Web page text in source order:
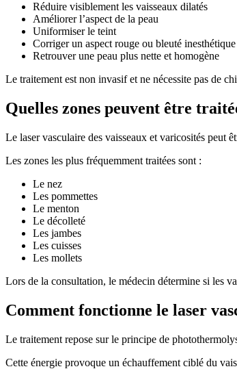
Réduire visiblement les vaisseaux dilatés
Améliorer l’aspect de la peau
Uniformiser le teint
Corriger un aspect rouge ou bleuté inesthétique
Retrouver une peau plus nette et homogène
Le traitement est non invasif et ne nécessite pas de
Quelles zones peuvent être
Le laser vasculaire des vaisseaux et varicosités peut
Les zones les plus fréquemment traitées sont :
Le nez
Les pommettes
Le menton
Le décolleté
Les jambes
Les cuisses
Les mollets
Lors de la consultation, le médecin détermine si les
Comment fonctionne le laser
Le traitement repose sur le principe de
Cette énergie provoque un échauffement ciblé du